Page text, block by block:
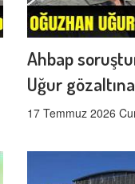
Ahbap
Uğur gözaltına
17 Temmuz 2026